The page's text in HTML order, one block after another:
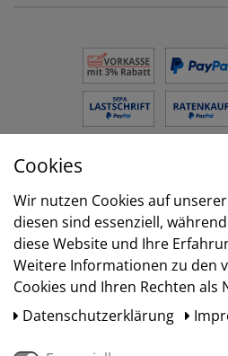
Versand
Cookies
Wir nutzen Cookies auf
diesen sind essenziell,
diese Website und Ihre
Weitere Informationen zu den
Cookies und Ihren Rechten als
Daten­schutz­erklärung